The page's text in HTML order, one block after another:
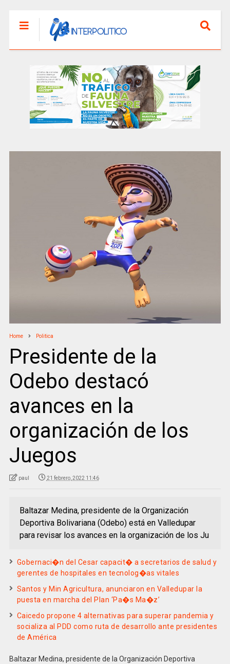
Home Politica
Presidente de la
Odebo destacó
avances en la
organización de los
Juegos
paul 21 febrero, 2022 11:46
Baltazar Medina, presidente de la Organización
Deportiva Bolivariana (Odebo) está en Valledupar
para revisar los avances en la organización de los Ju
Gobernaci�n del Cesar capacit� a secretarios de salud y
gerentes de hospitales en tecnolog�as vitales
Santos y Min Agricultura, anunciaron en Valledupar la
puesta en marcha del Plan ‘Pa�s Ma�z’
Caicedo propone 4 alternativas para superar pandemia y
socializa al PDD como ruta de desarrollo ante presidentes
de América
Baltazar Medina, presidente de la Organización Deportiva